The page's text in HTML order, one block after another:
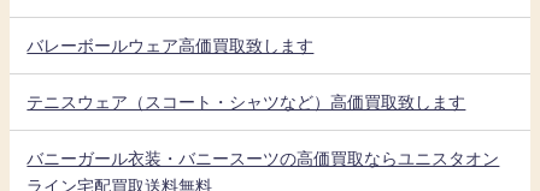
バレーボールウェア高価買取致します
テニスウェア（スコート・シャツなど）高価買取致します
バニーガール衣装・バニースーツの高価買取ならユニスタオン
ライン宅配買取送料無料